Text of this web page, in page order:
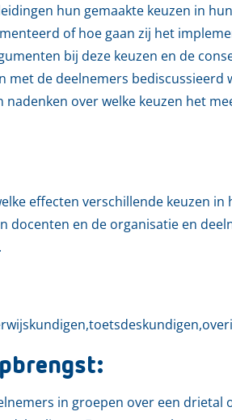
hun gemaakte keuzen in
of hoe gaan zij het
bij deze keuzen en de
de deelnemers bediscussieerd
over welke keuzen het
effecten verschillende keuzen in
en de organisatie en
in groepen over een drietal